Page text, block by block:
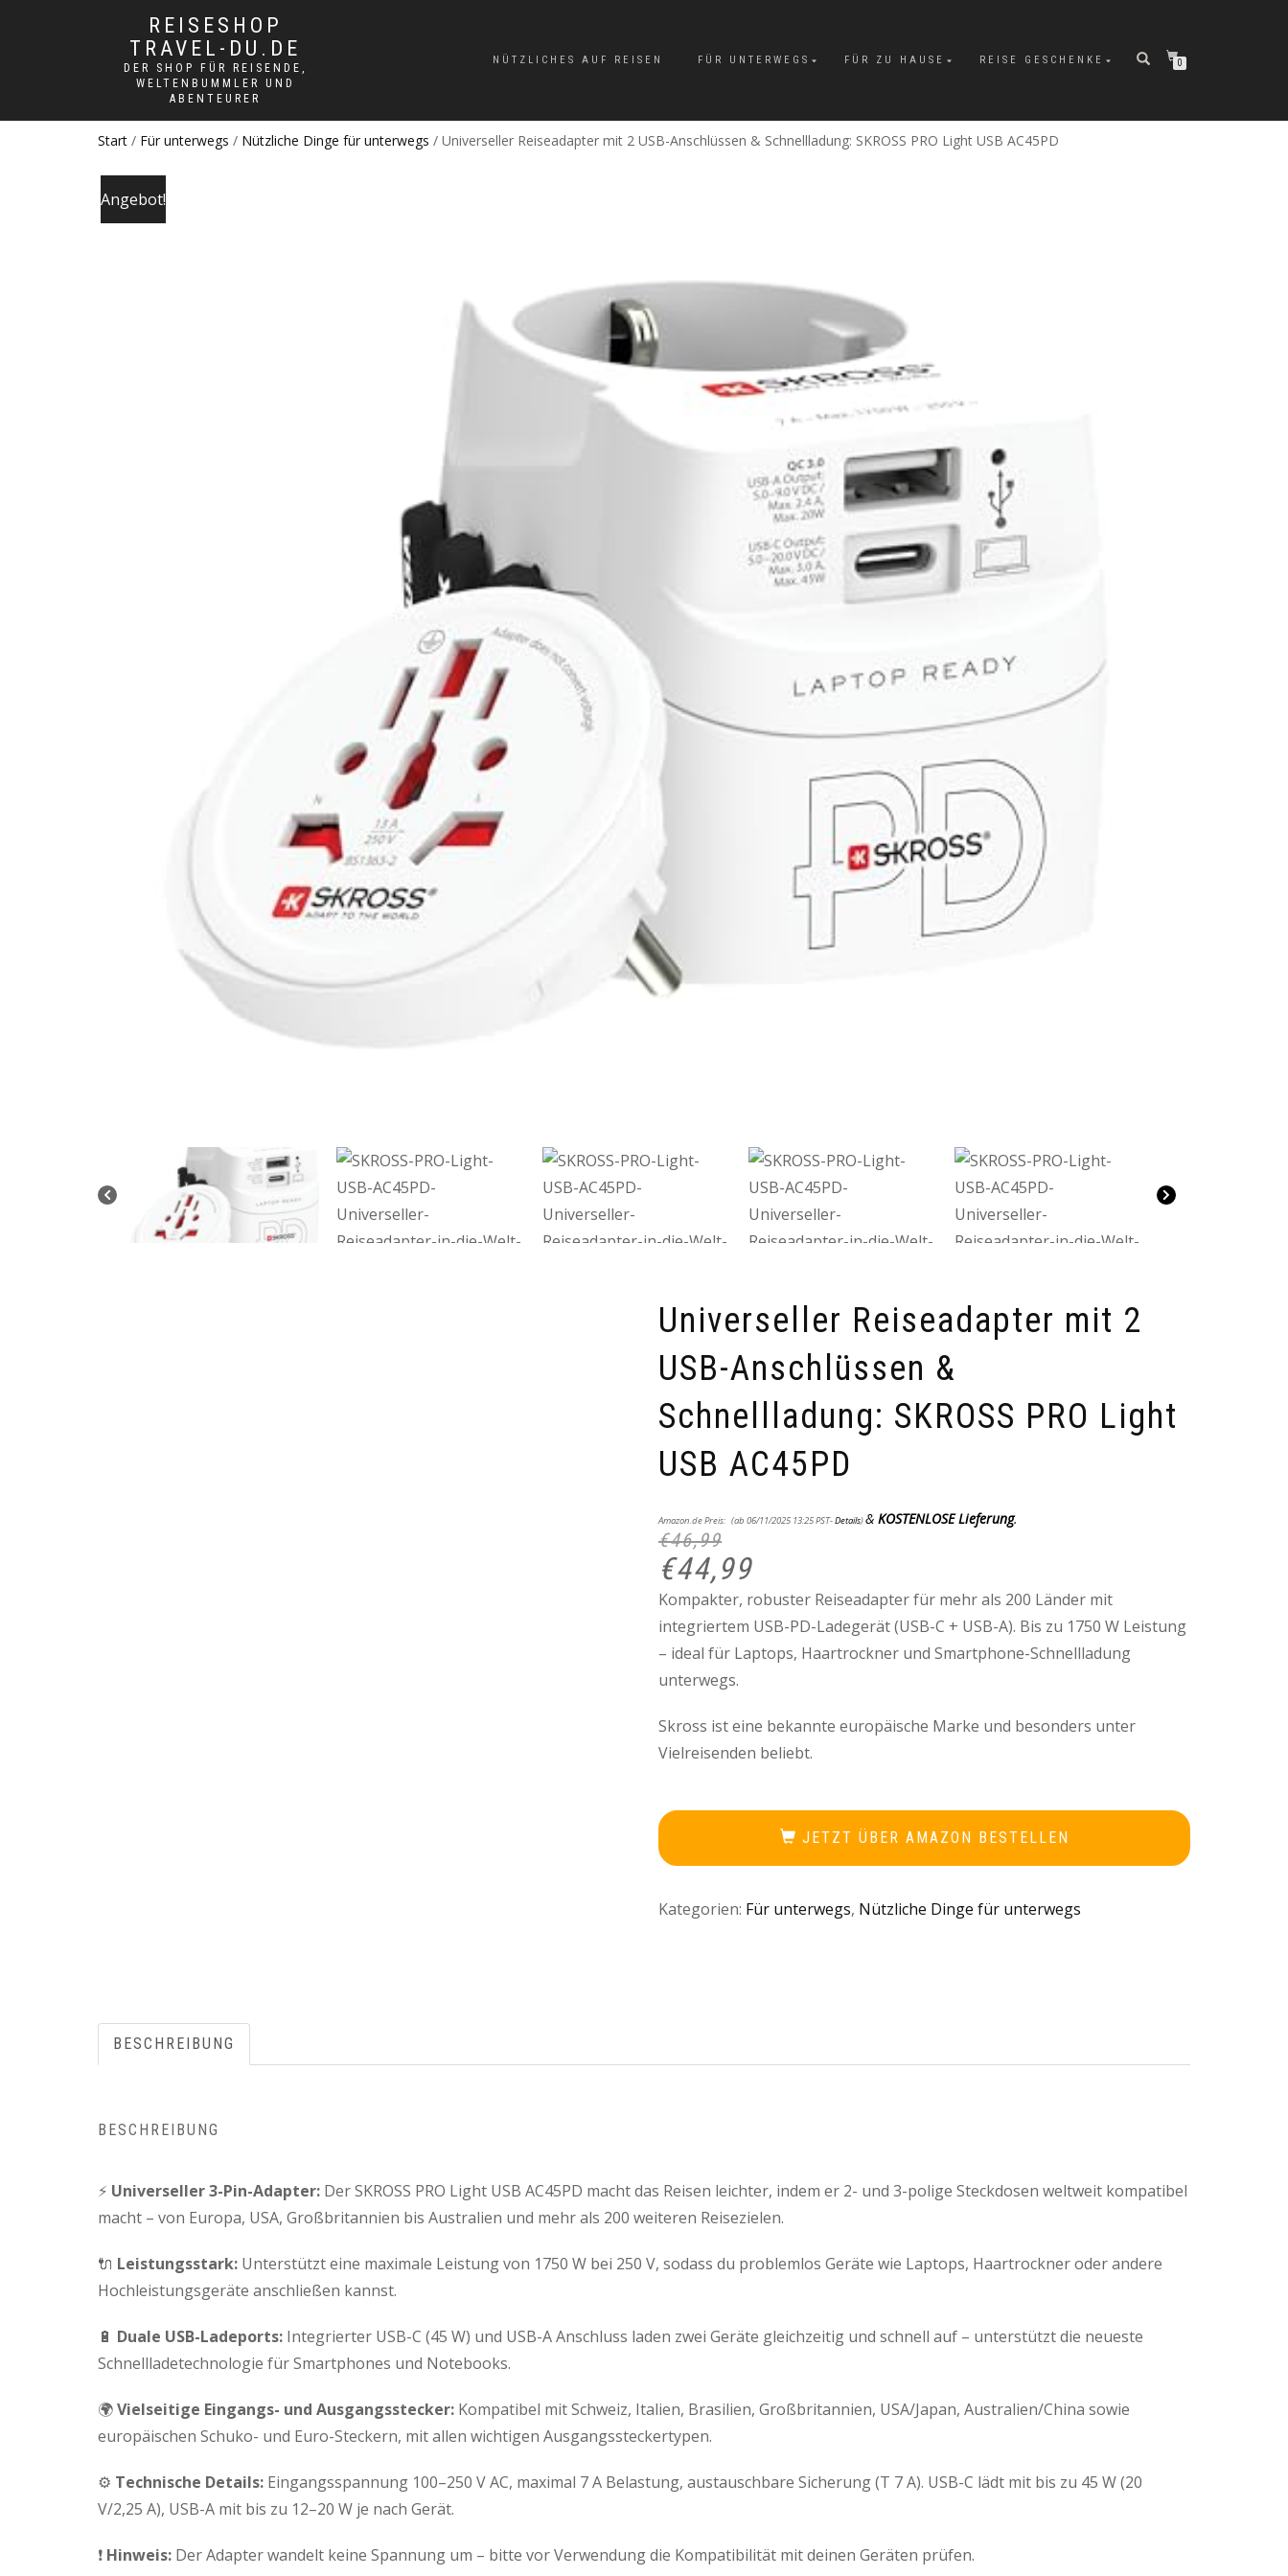
REISESHOP
TRAVEL-DU.DE
DER SHOP FÜR REISENDE,
WELTENBUMMLER UND
ABENTEURER
NÜTZLICHES AUF REISEN FÜR UNTERWEGS FÜR ZU HAUSE REISE GESCHENKE 0
Start / Für unterwegs / Nützliche Dinge für unterwegs / Universeller Reiseadapter mit 2 USB-Anschlüssen & Schnellladung: SKROSS PRO Light USB AC45PD
Angebot!
Universeller Reiseadapter mit 2
USB-Anschlüssen &
Schnellladung: SKROSS PRO Light
USB AC45PD
Amazon.de Preis:
€46,99
Preis
€44,99
Preis
(ab 06/11/2025 13:25 PST-Details)& KOSTENLOSE Lieferung.
Kompakter, robuster Reiseadapter für mehr als 200 Länder mit
integriertem USB-PD-Ladegerät (USB-C + USB-A). Bis zu 1750 W Leistung
– ideal für Laptops, Haartrockner und Smartphone-Schnellladung
unterwegs.
Skross ist eine bekannte europäische Marke und besonders unter
Vielreisenden beliebt.
JETZT ÜBER AMAZON BESTELLEN
Kategorien: Für unterwegs, Nützliche Dinge für unterwegs
BESCHREIBUNG
BESCHREIBUNG
⚡ Universeller 3-Pin-Adapter: Der SKROSS PRO Light USB AC45PD macht das Reisen leichter, indem er 2- und 3-polige Steckdosen weltweit kompatibel
macht – von Europa, USA, Großbritannien bis Australien und mehr als 200 weiteren Reisezielen.
🔌 Leistungsstark: Unterstützt eine maximale Leistung von 1750 W bei 250 V, sodass du problemlos Geräte wie Laptops, Haartrockner oder andere
Hochleistungsgeräte anschließen kannst.
🔋 Duale USB-Ladeports: Integrierter USB-C (45 W) und USB-A Anschluss laden zwei Geräte gleichzeitig und schnell auf – unterstützt die neueste
Schnellladetechnologie für Smartphones und Notebooks.
🌍Vielseitige Eingangs- und Ausgangsstecker: Kompatibel mit Schweiz, Italien, Brasilien, Großbritannien, USA/Japan, Australien/China sowie
europäischen Schuko- und Euro-Steckern, mit allen wichtigen Ausgangssteckertypen.
⚙️ Technische Details: Eingangsspannung 100–250 V AC, maximal 7 A Belastung, austauschbare Sicherung (T 7 A). USB-C lädt mit bis zu 45 W (20
V/2,25 A), USB-A mit bis zu 12–20 W je nach Gerät.
❗ Hinweis: Der Adapter wandelt keine Spannung um – bitte vor Verwendung die Kompatibilität mit deinen Geräten prüfen.